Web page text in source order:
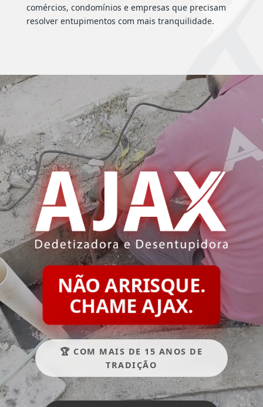
comércios, condomínios e empresas que precisam
resolver entupimentos com mais tranquilidade.
NÃO ARRISQUE.
CHAME AJAX.
🏆 COM MAIS DE 15 ANOS DE
TRADIÇÃO